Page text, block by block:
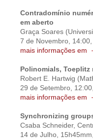
Contradomínio
em aberto
Graça Soares
7 de Novembro,
mais informações em
Polinomials,
Robert E. Hartwig
29 de Setembro,
mais informações em
Synchronizing
Csaba Schneider,
14 de Julho,